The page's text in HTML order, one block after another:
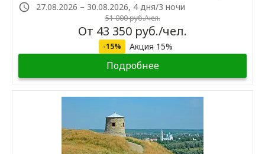
27.08.2026 – 30.08.2026, 4 дня/3 ночи
51 000 руб./чел.
От 43 350 руб./чел.
-15% Акция 15%
Подробнее